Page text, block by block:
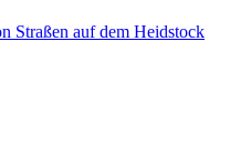
Straßen auf dem Heidstock